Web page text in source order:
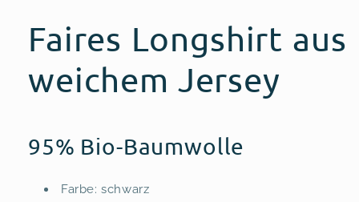
Faires Longshirt aus
weichem Jersey
95% Bio-Baumwolle
Farbe: schwarz